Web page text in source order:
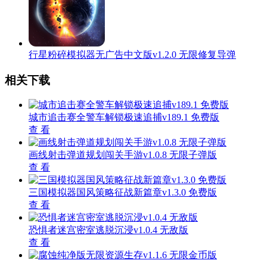
行星粉碎模拟器无广告中文版v1.2.0 无限修复导弹
相关下载
城市追击赛全警车解锁极速追捕v189.1 免费版
查 看
画线射击弹道规划闯关手游v1.0.8 无限子弹版
查 看
三国模拟器国风策略征战新篇章v1.3.0 免费版
查 看
恐惧者迷宫密室逃脱沉浸v1.0.4 无敌版
查 看